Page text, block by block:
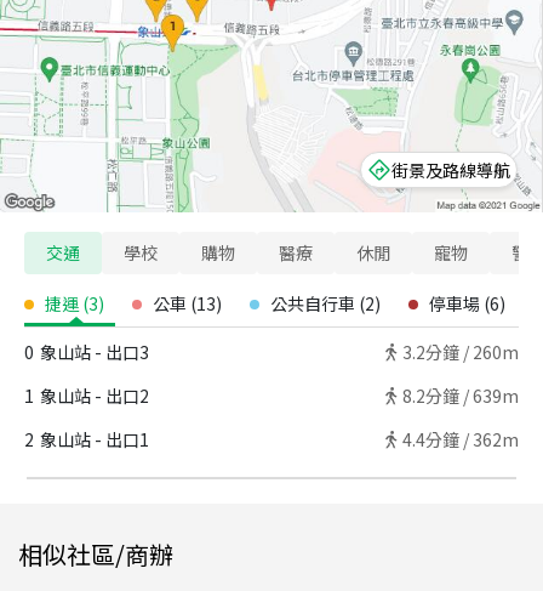
街景及路線導航
交通 學校 購物 醫療 休閒 寵物 警
捷運 (3) 公車 (13) 公共自行車 (2) 停車場 (6)
0 象山站 - 出口3 3.2分鐘 / 260m
1 象山站 - 出口2 8.2分鐘 /639m
2 象山站 - 出口1 4.4分鐘 / 362m
相似社區/商辦